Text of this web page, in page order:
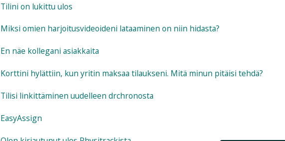
Tilini on lukittu ulos
Miksi omien harjoitusvideoideni lataaminen on niin hidasta?
En näe kollegani asiakkaita
Korttini hylättiin, kun yritin maksaa tilaukseni. Mitä minun pitäisi tehdä?
Tilisi linkittäminen uudelleen drchronosta
EasyAssign